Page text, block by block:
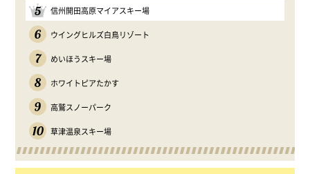
5 信州開田高原マイアスキー場
6 ウイングヒルズ白鳥リゾート
7 めいほうスキー場
8 ホワイトピアたかす
9 高鷲スノーパーク
10 草津温泉スキー場